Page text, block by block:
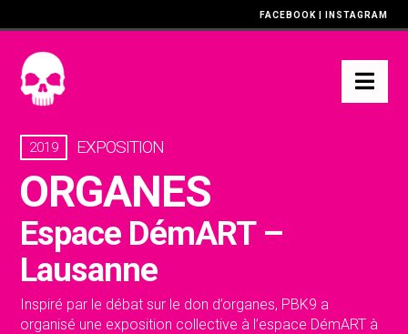
FACEBOOK| INSTAGRAM
2019 EXPOSITION
ORGANES
Espace DémART –
Lausanne
Inspiré par le débat sur le don d’organes, PBK9 a
organisé une exposition collective à l’espace DémART à